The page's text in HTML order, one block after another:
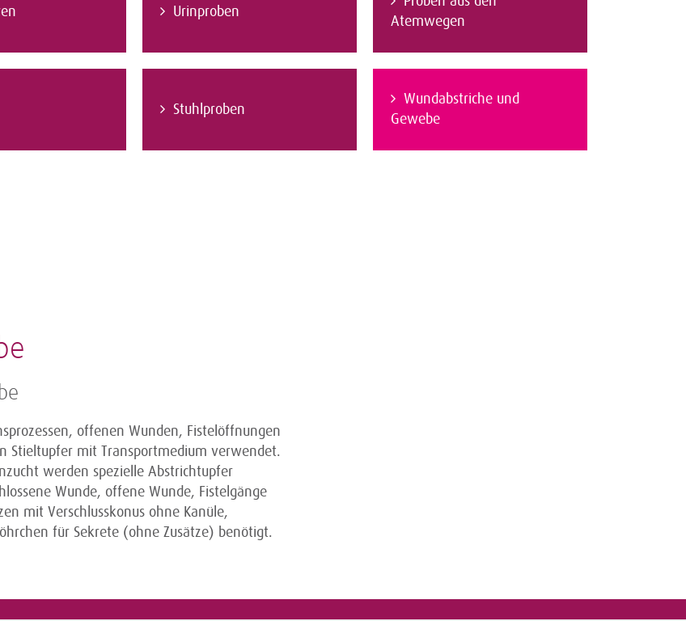
Urinproben
Atemwegen
Stuhlproben
Wundabstriche und
Gewebe
offenen Wunden, Fistelöffnungen
Stieltupfer mit Transportmedium verwendet.
werden spezielle Abstrichtupfer
Wunde, offene Wunde, Fistelgänge
mit Verschlusskonus ohne Kanüle,
für Sekrete (ohne Zusätze) benötigt.